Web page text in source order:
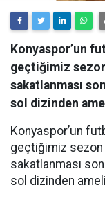
Konyaspor’un
geçtiğimiz
sakatlanması
sol dizinden
Konyaspor’un
geçtiğimiz sezon
sakatlanması
sol dizinden